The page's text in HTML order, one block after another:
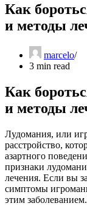
Как
и методы
marcelo
3 min read
Как
и методы
Лудомания, или
расстройство,
азартного
признаки
лечения. Если вы
симптомы
этим заболеванием.